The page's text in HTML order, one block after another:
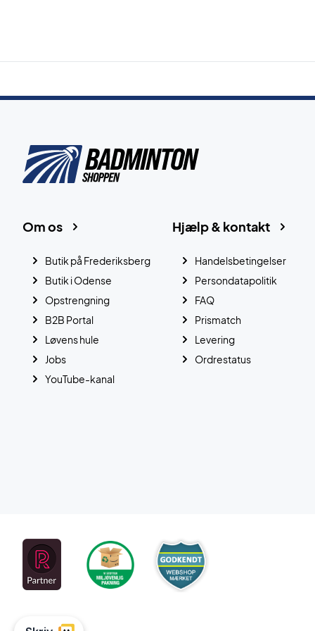
Hjælp & kontakt
Handelsbetingelser
Persondatapolitik
FAQ
Prismatch
Levering
Ordrestatus
Om os
Butik på Frederiksberg
Butik i Odense
Opstrengning
B2B Portal
Løvens hule
Jobs
YouTube-kanal